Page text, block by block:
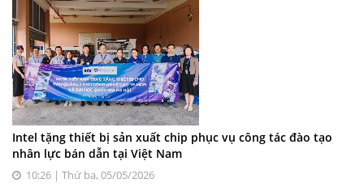
Intel tặng thiết bị sản xuất chip phục vụ công tác đào tạo
nhân lực bán dẫn tại Việt Nam
10:26 | Thứ ba, 05/05/2026